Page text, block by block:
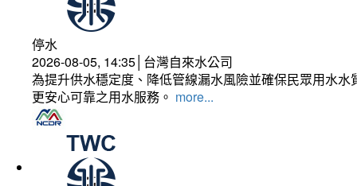
停水
2026-08-05, 14:35│台灣自來水公司
為提升供水穩定度、降低管線漏水風險並確保民眾用水
更安心可靠之用水服務。 more...